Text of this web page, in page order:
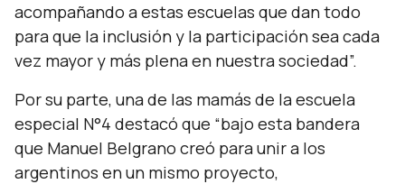
acompañando a estas escuelas que dan todo
para que la inclusión y la participación sea cada
vez mayor y más plena en nuestra sociedad”.
Por su parte, una de las mamás de la escuela
especial N°4 destacó que “bajo esta bandera
que Manuel Belgrano creó para unir a los
argentinos en un mismo proyecto,